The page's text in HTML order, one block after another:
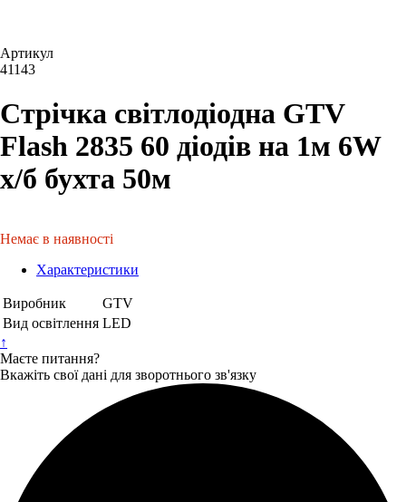
Артикул
41143
Стрічка світлодіодна GTV
Flash 2835 60 діодів на 1м 6W
х/б бухта 50м
Немає в наявності
Характеристики
Виробник
GTV
Вид освітлення LED
↑
Маєте питання?
Вкажіть свої дані для зворотнього зв'язку